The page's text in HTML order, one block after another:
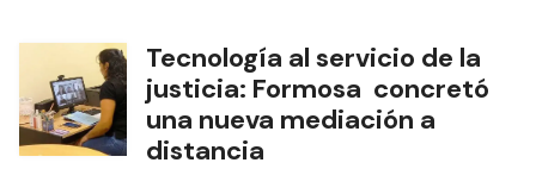
Tecnología al servicio de la
justicia: Formosa concretó
una nueva mediación a
distancia